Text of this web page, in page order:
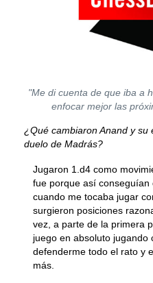
"Me di cuenta de que iba a
enfocar mejor las
¿Qué cambiaron Anand y su
duelo de Madrás?
Jugaron 1.d4 como
fue porque así
cuando me tocaba jugar
surgieron posiciones
vez, a parte de la primera
juego en absoluto jugando
defenderme todo el rato y
más.